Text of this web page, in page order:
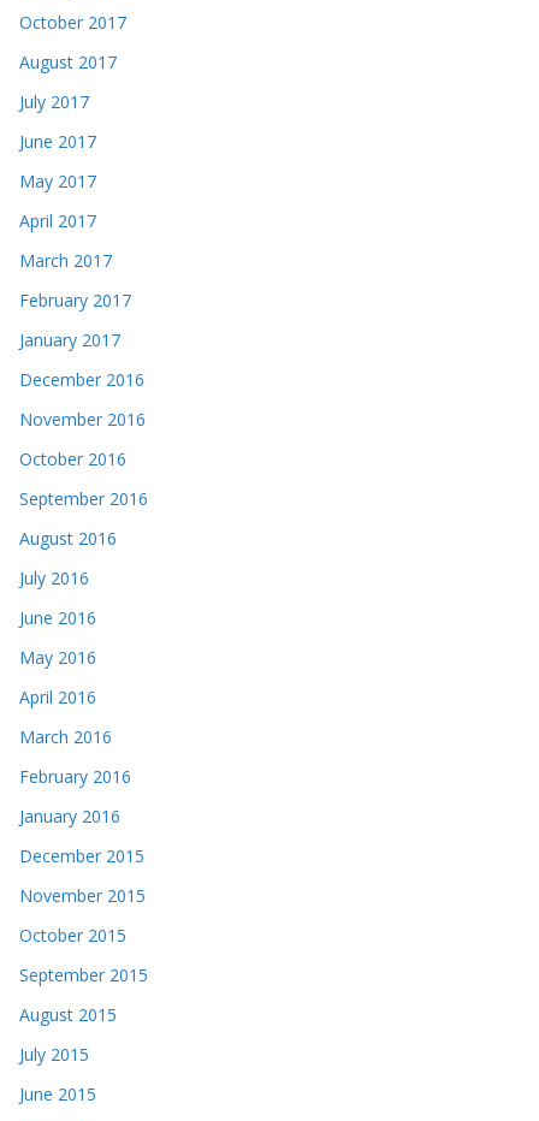
October 2017
August 2017
July 2017
June 2017
May 2017
April 2017
March 2017
February 2017
January 2017
December 2016
November 2016
October 2016
September 2016
August 2016
July 2016
June 2016
May 2016
April 2016
March 2016
February 2016
January 2016
December 2015
November 2015
October 2015
September 2015
August 2015
July 2015
June 2015